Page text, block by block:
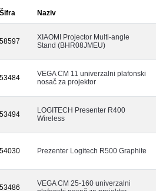
Šifra Naziv
58597
XIAOMI Projector Multi-angle
Stand (BHR08JMEU)
53484
VEGA CM 11 univerzalni plafonski
nosač za projektor
53494
LOGITECH Presenter R400
Wireless
54030 Prezenter Logitech R500 Graphite
53486
VEGA CM 25-160 univerzalni